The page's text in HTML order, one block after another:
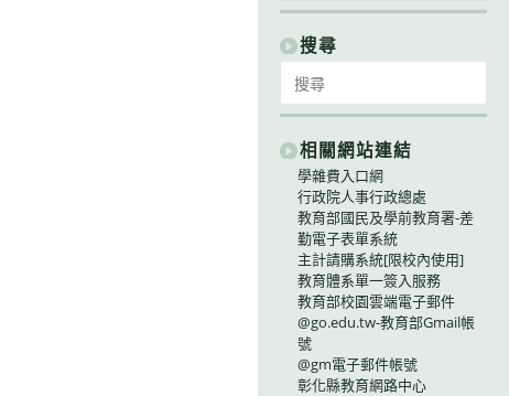
類
別 搜尋
for:
相關網站連結
學雜費入口網
行政院人事行政總處
教育部國民及學前教育署-差
勤電子表單系統
主計請購系統[限校內使用]
教育體系單一簽入服務
教育部校園雲端電子郵件
@go.edu.tw-教育部Gmail帳
號
@gm電子郵件帳號
彰化縣教育網路中心